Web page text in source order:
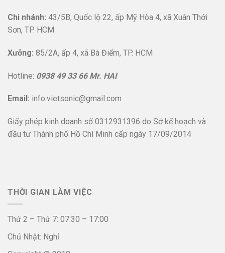
Chi nhánh: 43/5B, Quốc lộ 22, ấp Mỹ Hòa 4, xã Xuân Thới
Sơn, TP. HCM
Xưởng: 85/2A, ấp 4, xã Bà Điểm, TP. HCM
Hotline: 0938 49 33 66 Mr. HAI
Email: info.vietsonic@gmail.com
Giấy phép kinh doanh số 0312931396 do Sở kế hoạch và
đầu tư Thành phố Hồ Chí Minh cấp ngày 17/09/2014
THỜI GIAN LÀM VIỆC
Thứ 2 – Thứ 7: 07:30 – 17:00
Chủ Nhật: Nghỉ